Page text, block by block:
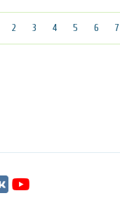
(текущая)
2 3 4 5 6 7